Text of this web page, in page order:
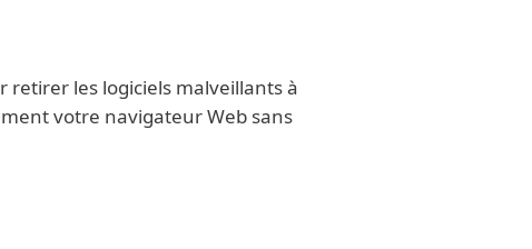
retirer les logiciels malveillants à
votre navigateur Web sans